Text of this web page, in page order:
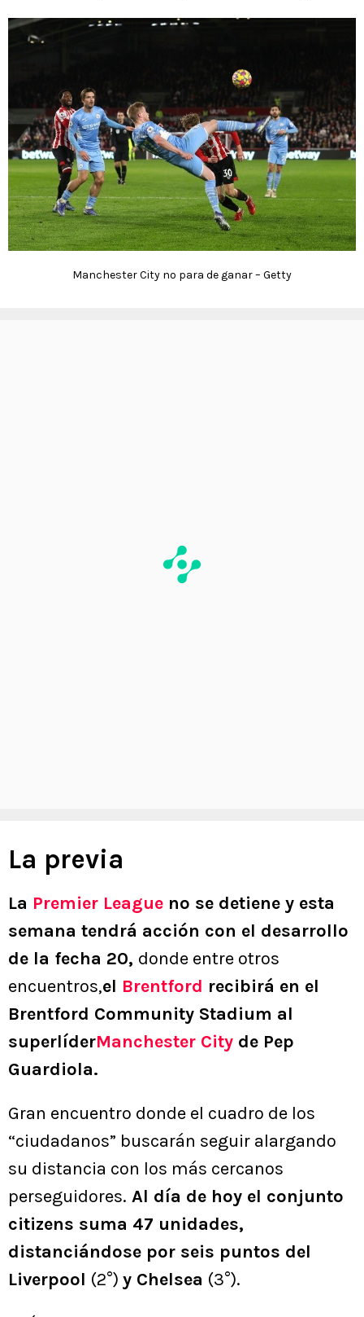
Manchester City no para de ganar – Getty
La previa
La Premier League no se detiene y esta
semana tendrá acción con el desarrollo
de la fecha 20, donde entre otros
encuentros,el Brentford recibirá en el
Brentford Community Stadium al
superlíderManchester City de Pep
Guardiola.
Gran encuentro donde el cuadro de los
“ciudadanos” buscarán seguir alargando
su distancia con los más cercanos
perseguidores. Al día de hoy el conjunto
citizens suma 47 unidades,
distanciándose por seis puntos del
Liverpool (2°) y Chelsea (3°).